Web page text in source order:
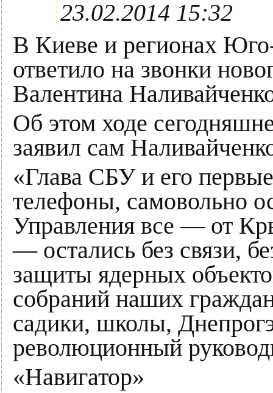
23.02.2014 15:32
В Киеве и регионах
ответило на звонки
Валентина
Об этом ходе
заявил сам
«Глава СБУ и его
телефоны, самовольно
Управления все — от
— остались без связи,
защиты ядерных
собраний наших
садики, школы,
революционный
«Навигатор»